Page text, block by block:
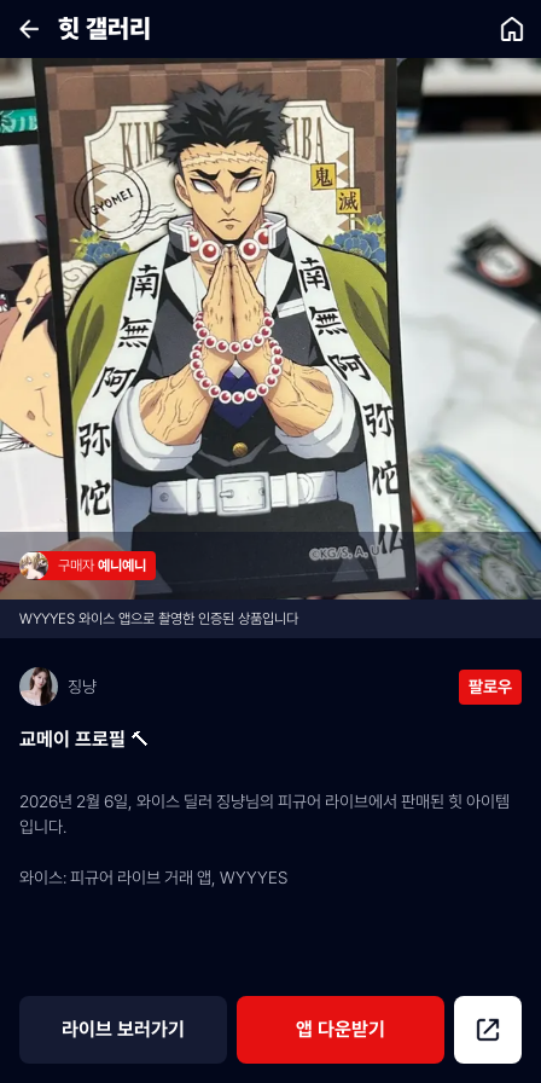
힛 갤러리
구매자 예니예니
WYYYES 와이스 앱으로 촬영한 인증된 상품입니다
징냥 팔로우
교메이 프로필 🔨
2026년 2월 6일, 와이스 딜러 징냥님의 피규어 라이브에서 판매된 힛 아이템
입니다.
와이스: 피규어 라이브 거래 앱, WYYYES
라이브 보러가기 앱 다운받기